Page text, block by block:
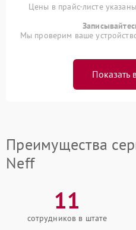
Цены в прайс-листе
Мы проверим ваше
Показать
Преимущества
Neff
11
сотрудников в штате